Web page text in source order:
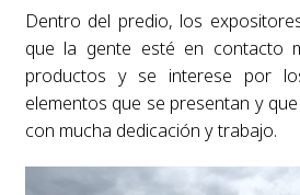
Dentro del predio, los
que la gente esté en contacto
productos y se interese por
elementos que se presentan y
con mucha dedicación y trabajo.